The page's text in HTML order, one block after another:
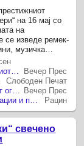
на 16 мај со
на
се изведе ремек-
музичка
...
Вечер Прес
Слободен Печат
Вечер Прес
Рацин
свечено